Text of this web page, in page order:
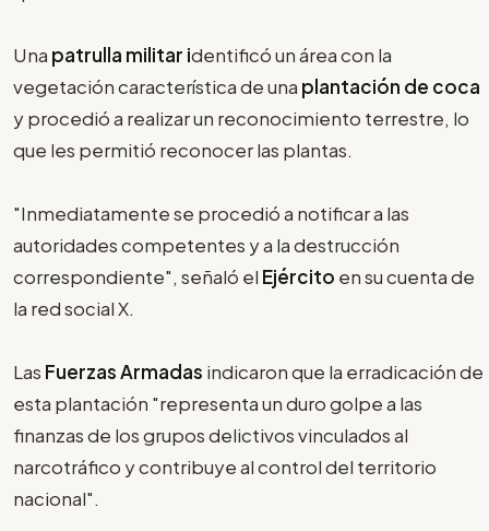
Una patrulla militar identificó un área con la
vegetación característica de una plantación de coca
y procedió a realizar un reconocimiento terrestre, lo
que les permitió reconocer las plantas.
"Inmediatamente se procedió a notificar a las
autoridades competentes y a la destrucción
correspondiente", señaló el Ejército en su cuenta de
la red social X.
Las Fuerzas Armadas indicaron que la erradicación de
esta plantación "representa un duro golpe a las
finanzas de los grupos delictivos vinculados al
narcotráfico y contribuye al control del territorio
nacional".